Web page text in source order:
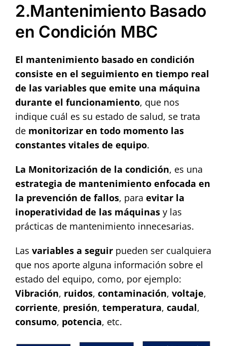
2.Mantenimiento Basado
en Condición MBC
El mantenimiento basado en condición
consiste en el seguimiento en tiempo real
de las variables que emite una máquina
durante el funcionamiento, que nos
indique cuál es su estado de salud, se trata
de monitorizar en todo momento las
constantes vitales de equipo.
La Monitorización de la condición, es una
estrategia de mantenimiento enfocada en
la prevención de fallos, para evitar la
inoperatividad de las máquinasy las
prácticas de mantenimiento innecesarias.
Las variables a seguirpueden ser cualquiera
que nos aporte alguna información sobre el
estado del equipo, como, por ejemplo:
Vibración, ruidos, contaminación, voltaje,
corriente, presión, temperatura, caudal,
consumo, potencia, etc.